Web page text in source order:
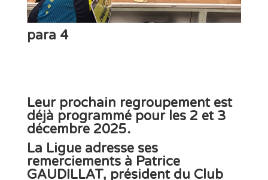
para 4
Leur prochain regroupementest
déjà programmé pour les 2 et 3
décembre 2025.
La Ligueadresse ses
remerciementsà Patrice
GAUDILLAT, président du Club